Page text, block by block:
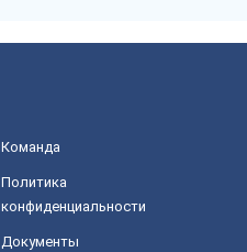
Команда
Политика
конфиденциальности
Документы